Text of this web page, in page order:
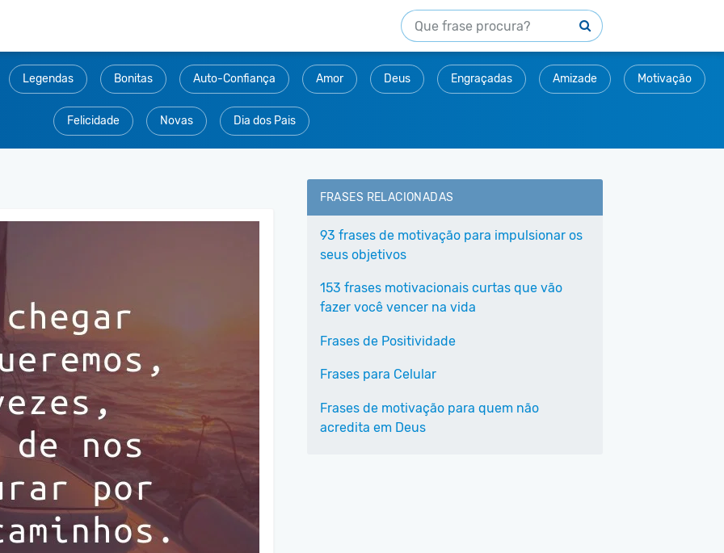
Legendas Bonitas Auto-Confiança Amor Deus Engraçadas Amizade Motivação
Felicidade Novas Dia dos Pais
FRASES RELACIONADAS
93 frases de motivação para impulsionar os
seus objetivos
153 frases motivacionais curtas que vão
fazer você vencer na vida
Frases de Positividade
Frases para Celular
Frases de motivação para quem não
acredita em Deus